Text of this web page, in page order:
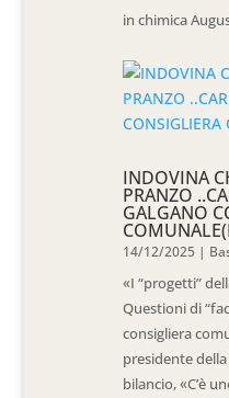
in chimica
INDOVINA
PRANZO
GALGANO
14/12/2025 |
«I “progetti”
Questioni di
consigliera
presidente
bilancio, «C’è